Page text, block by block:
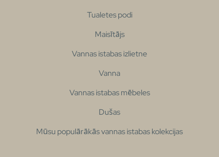
Tualetes podi
Maisītājs
Vannas istabas izlietne
Vanna
Vannas istabas mēbeles
Dušas
Mūsu populārākās vannas istabas kolekcijas